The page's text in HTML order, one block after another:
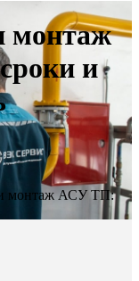
монтаж
и
и монтаж АСУ ТП: